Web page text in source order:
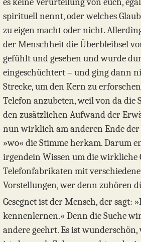
spirituell nennt, oder welches
zu eigen macht oder nicht.
der Menschheit die Überbleibsel
gefühlt und gesehen und wurde
eingeschüchtert – und ging dann
Strecke, um den Kern zu
Telefon anzubeten, weil von da die
den zusätzlichen Aufwand der
nun wirklich am anderen Ende
»wo« die Stimme herkam. Darum
irgendein Wissen um die wirkliche
Telefonfabrikaten mit
Vorstellungen, wer denn zuhören
Gesegnet ist der Mensch, der sagt:
kennenlernen.« Denn die Suche
andere geehrt. Es ist